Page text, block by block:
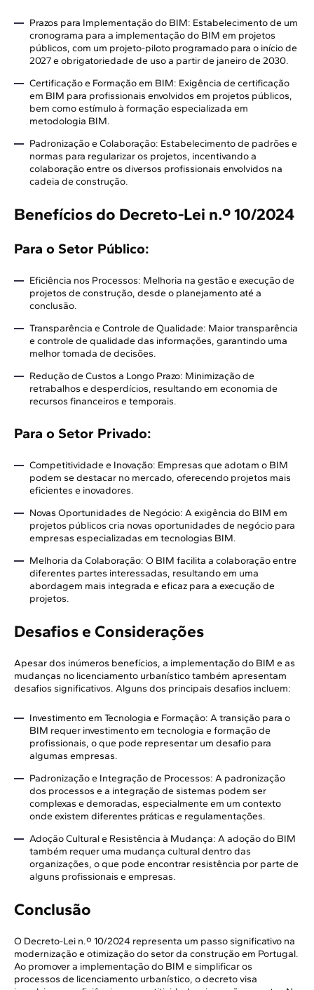
Prazos para Implementação do BIM: Estabelecimento de um
cronograma para a implementação do BIM em projetos
públicos, com um projeto-piloto programado para o início de
2027 e obrigatoriedade de uso a partir de janeiro de 2030.
Certificação e Formação em BIM: Exigência de certificação
em BIM para profissionais envolvidos em projetos públicos,
bem como estímulo à formação especializada em
metodologia BIM.
Padronização e Colaboração: Estabelecimento de padrões e
normas para regularizar os projetos, incentivando a
colaboração entre os diversos profissionais envolvidos na
cadeia de construção.
Benefícios do Decreto-Lei n.º 10/2024
Para o Setor Público:
Eficiência nos Processos: Melhoria na gestão e execução de
projetos de construção, desde o planejamento até a
conclusão.
Transparência e Controle de Qualidade: Maior transparência
e controle de qualidade das informações, garantindo uma
melhor tomada de decisões.
Redução de Custos a Longo Prazo: Minimização de
retrabalhos e desperdícios, resultando em economia de
recursos financeiros e temporais.
Para o Setor Privado:
Competitividade e Inovação: Empresas que adotam o BIM
podem se destacar no mercado, oferecendo projetos mais
eficientes e inovadores.
Novas Oportunidades de Negócio: A exigência do BIM em
projetos públicos cria novas oportunidades de negócio para
empresas especializadas em tecnologias BIM.
Melhoria da Colaboração: O BIM facilita a colaboração entre
diferentes partes interessadas, resultando em uma
abordagem mais integrada e eficaz para a execução de
projetos.
Desafios e Considerações
Apesar dos inúmeros benefícios, a implementação do BIM e as
mudanças no licenciamento urbanístico também apresentam
desafios significativos. Alguns dos principais desafios incluem:
Investimento em Tecnologia e Formação: A transição para o
BIM requer investimento em tecnologia e formação de
profissionais, o que pode representar um desafio para
algumas empresas.
Padronização e Integração de Processos: A padronização
dos processos e a integração de sistemas podem ser
complexas e demoradas, especialmente em um contexto
onde existem diferentes práticas e regulamentações.
Adoção Cultural e Resistência à Mudança: A adoção do BIM
também requer uma mudança cultural dentro das
organizações, o que pode encontrar resistência por parte de
alguns profissionais e empresas.
Conclusão
O Decreto-Lei n.º 10/2024 representa um passo significativo na
modernização e otimização do setor da construção em Portugal.
Ao promover a implementação do BIM e simplificar os
processos de licenciamento urbanístico, o decreto visa